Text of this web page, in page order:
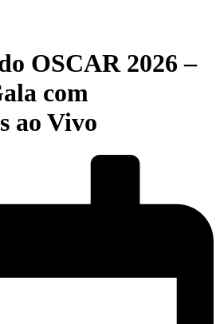
OSCAR 2026 –
com
ao Vivo